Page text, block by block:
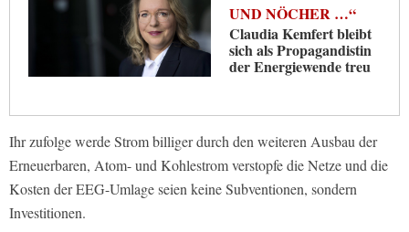
UND NÖCHER …“
Claudia Kemfert bleibt
sich als Propagandistin
der Energiewende treu
Ihr zufolge werde Strom billiger durch den weiteren Ausbau der
Erneuerbaren, Atom- und Kohlestrom verstopfe die Netze und die
Kosten der EEG-Umlage seien keine Subventionen, sondern
Investitionen.